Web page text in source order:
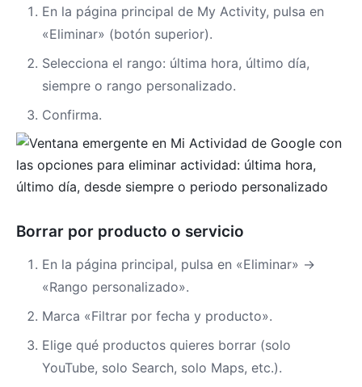
En la página principal de My Activity, pulsa en
«Eliminar» (botón superior).
Selecciona el rango: última hora, último día,
siempre o rango personalizado.
Confirma.
Borrar por producto o servicio
En la página principal, pulsa en «Eliminar» →
«Rango personalizado».
Marca «Filtrar por fecha y producto».
Elige qué productos quieres borrar (solo
YouTube, solo Search, solo Maps, etc.).